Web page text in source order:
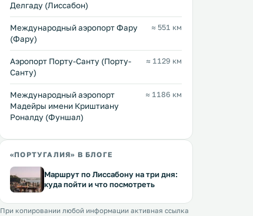
Делгаду (Лиссабон)
Международный аэропорт Фару
(Фару)
≈ 551 км
Аэропорт Порту-Санту (Порту-
Санту)
≈ 1129 км
Международный аэропорт
Мадейры имени Криштиану
Роналду (Фуншал)
≈ 1186 км
«ПОРТУГАЛИЯ» В БЛОГЕ
Маршрут по Лиссабону на три дня:
куда пойти и что посмотреть
При копировании любой информации активная ссылка